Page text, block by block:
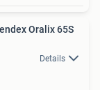
Oralix 65S
Details